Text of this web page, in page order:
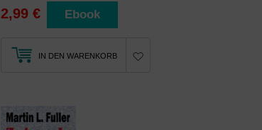
2,99 € Ebook
IN DEN WARENKORB